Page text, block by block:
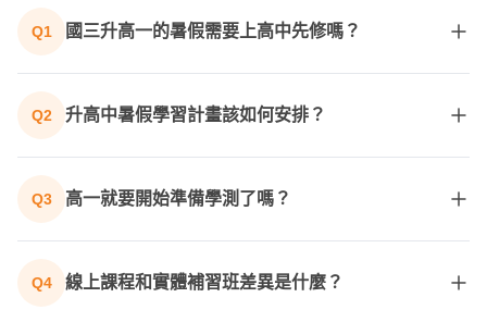
Q1 國三升高一的暑假需要上高中先修嗎？
孩子國中基礎較弱，高中課業難度增加容易跟不上，建
議可利用暑假上高中銜接課程；如果孩子國中基礎較
穩、自律性高，可先透過線上課程或針對高中科目做預
Q2 升高中暑假學習計畫該如何安排？
配科目輪讀，並安排題目練習與複習，建立自己穩定的
讀書節奏。
Q3 高一就要開始準備學測了嗎？
法，高二再逐步加強統整與複習，高三準備學測時才會
比較有餘裕。
Q4 線上課程和實體補習班差異是什麼？